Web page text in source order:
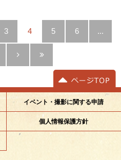
3 4 5 6 ...
イベント・撮影に関する申請
個人情報保護方針